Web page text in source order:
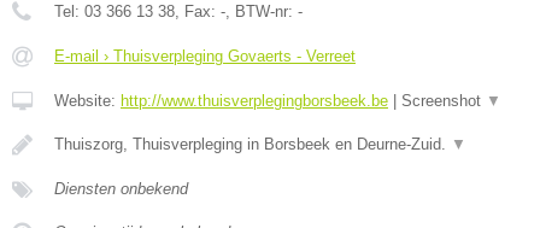
Tel: 03 366 13 38 , Fax: - , BTW-nr: -
E-mail › Thuisverpleging Govaerts - Verreet
Website: http://www.thuisverplegingborsbeek.be Screenshot ▼
Thuiszorg, Thuisverpleging in Borsbeek en Deurne-Zuid. ▼
Diensten onbekend